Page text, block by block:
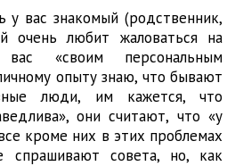
у вас знакомый (родственник,
очень любит жаловаться на
«своим персональным
опыту знаю, что бывают
люди, им кажется, что
они считают, что «у
кроме них в этих проблемах
спрашивают совета, но, как